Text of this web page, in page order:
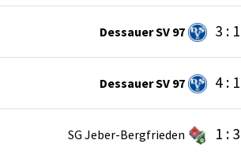
Dessauer SV 97 3 : 1
Dessauer SV 97 4 : 1
SG Jeber-Bergfrieden 1 : 3